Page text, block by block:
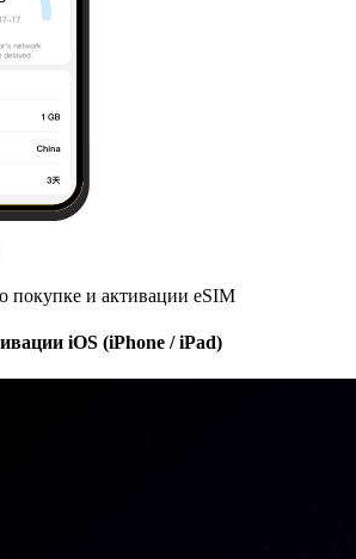
покупке и активации eSIM
iOS (iPhone / iPad)